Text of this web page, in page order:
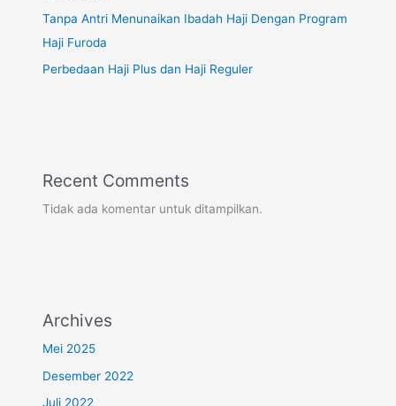
Tanpa Antri Menunaikan Ibadah Haji Dengan Program
Haji Furoda
Perbedaan Haji Plus dan Haji Reguler
Recent Comments
Tidak ada komentar untuk ditampilkan.
Archives
Mei 2025
Desember 2022
Juli 2022